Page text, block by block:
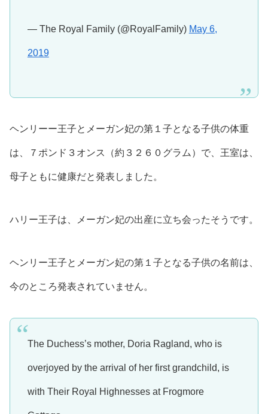
— The Royal Family (@RoyalFamily) May 6,
2019
ヘンリーー王子とメーガン妃の第１子となる子供の体重
は、 ７ポンド３オンス（約３２６０グラム） で、王室は、
母子ともに健康だと発表しました。
ハリー王子は、メーガン妃の出産に立ち会ったそうです。
ヘンリー王子とメーガン妃の第１子となる子供の名前は、
今のところ発表されていません。
The Duchess’s mother, Doria Ragland, who is
overjoyed by the arrival of her first grandchild, is
with Their Royal Highnesses at Frogmore